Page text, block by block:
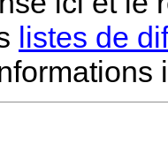
listes de